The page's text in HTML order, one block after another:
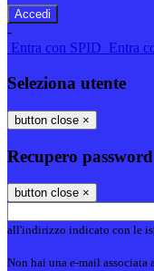
-
Entra con SPID Entra
Seleziona utente
button close ×
Recupero password
button close ×
all'indirizzo indicato con le
Non hai una e-mail associata